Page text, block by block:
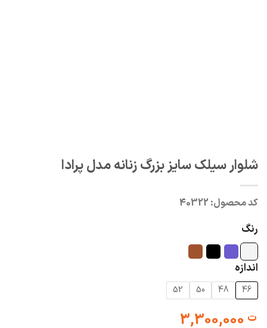
شلوار سیلک سایز بزرگ زنانه مدل پرادا
کد محصول:40322
رنگ
اندازه
46
48
50
52
ت3,300,000